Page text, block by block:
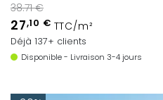
38.71 €
27,10 € TTC/m²
Déjà 137+ clients
Disponible - Livraison 3-4 jours